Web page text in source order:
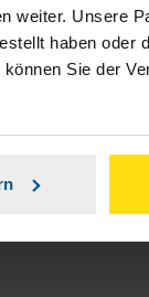
weiter. Unsere
haben oder
Sie der